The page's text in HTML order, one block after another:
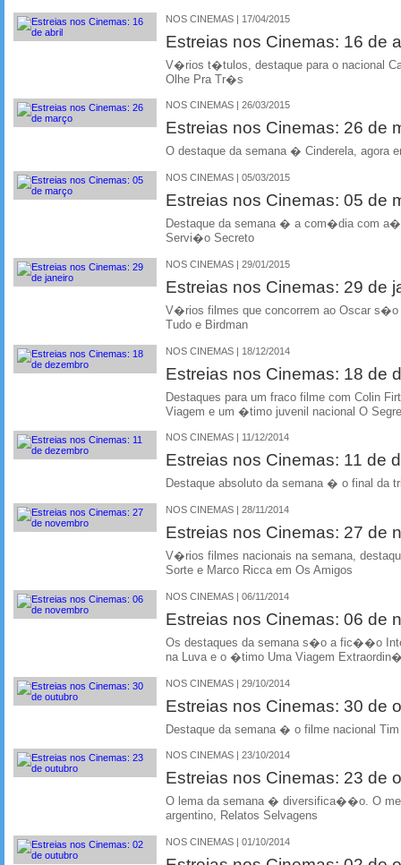
NOS CINEMAS | 17/04/2015
Estreias nos Cinemas: 16 de
V�rios t�tulos, destaque para o nacional
Olhe Pra Tr�s
NOS CINEMAS | 26/03/2015
Estreias nos Cinemas: 26 de
O destaque da semana � Cinderela, agora
NOS CINEMAS | 05/03/2015
Estreias nos Cinemas: 05 de
Destaque da semana � a com�dia com
Servi�o Secreto
NOS CINEMAS | 29/01/2015
Estreias nos Cinemas: 29 de
V�rios filmes que concorrem ao Oscar s�o
Tudo e Birdman
NOS CINEMAS | 18/12/2014
Estreias nos Cinemas: 18 de
Destaques para um fraco filme com Colin
Viagem e um �timo juvenil nacional O
NOS CINEMAS | 11/12/2014
Estreias nos Cinemas: 11 de
Destaque absoluto da semana � o final da
NOS CINEMAS | 28/11/2014
Estreias nos Cinemas: 27 de
V�rios filmes nacionais na semana,
Sorte e Marco Ricca em Os Amigos
NOS CINEMAS | 06/11/2014
Estreias nos Cinemas: 06 de
Os destaques da semana s�o a fic��o
na Luva e o �timo Uma Viagem
NOS CINEMAS | 29/10/2014
Estreias nos Cinemas: 30 de
Destaque da semana � o filme nacional
NOS CINEMAS | 23/10/2014
Estreias nos Cinemas: 23 de
O lema da semana � diversifica��o. O
argentino, Relatos Selvagens
NOS CINEMAS | 01/10/2014